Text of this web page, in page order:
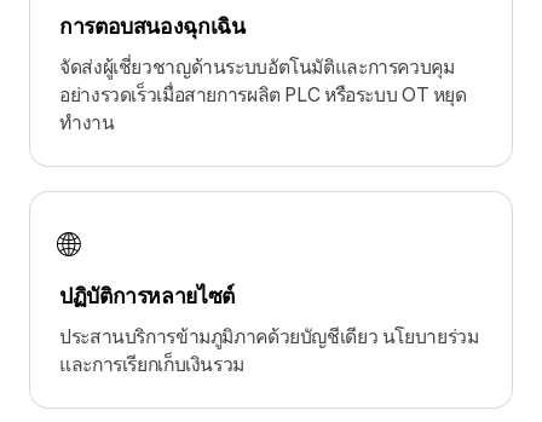
การตอบสนองฉุกเฉิน
จัดส่งผู้เชี่ยวชาญด้านระบบอัตโนมัติและการควบคุม
อย่างรวดเร็วเมื่อสายการผลิต PLC หรือระบบ OT หยุด
ทำงาน
🌐
ปฏิบัติการหลายไซต์
ประสานบริการข้ามภูมิภาคด้วยบัญชีเดียว นโยบายร่วม
และการเรียกเก็บเงินรวม